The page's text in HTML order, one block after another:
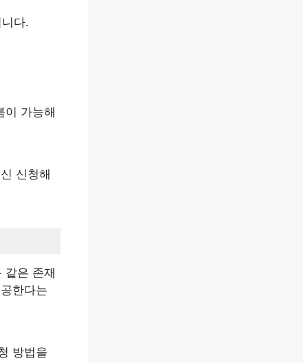
다.
이 가능해
신청해
같은 존재
한다는
방법을